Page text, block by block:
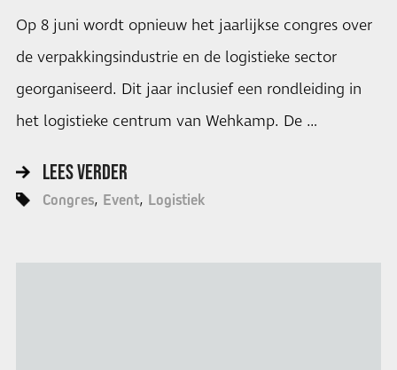
Op 8 juni wordt opnieuw het jaarlijkse congres over
de verpakkingsindustrie en de logistieke sector
georganiseerd. Dit jaar inclusief een rondleiding in
het logistieke centrum van Wehkamp. De …
LEES VERDER
Congres Event Logistiek